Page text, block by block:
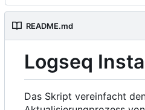
README.md
Logseq
Das Skript vereinfacht